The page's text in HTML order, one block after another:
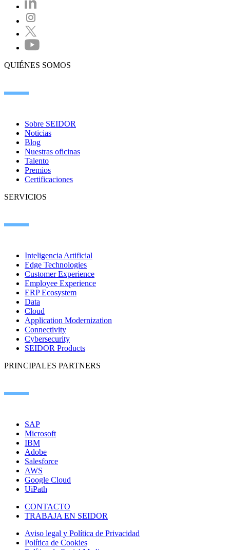
QUIÉNES SOMOS
Sobre SEIDOR
Noticias
Blog
Nuestras oficinas
Talento
Premios
Certificaciones
SERVICIOS
Inteligencia Artificial
Edge Technologies
Customer Experience
Employee Experience
ERP Ecosystem
Data
Cloud
Application Modernization
Connectivity
Cybersecurity
SEIDOR Products
PRINCIPALES PARTNERS
SAP
Microsoft
IBM
Adobe
Salesforce
AWS
Google Cloud
UiPath
CONTACTO
TRABAJA EN SEIDOR
Aviso legal y Política de Privacidad
Política de Cookies